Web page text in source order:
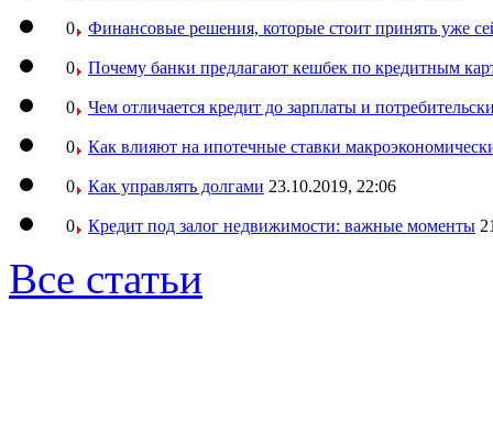
0 Финансовые решения, которые стоит принять уже
0 Почему банки предлагают кешбек по кредитным
0 Чем отличается кредит до зарплаты и
0 Как влияют на ипотечные ставки
0 Как управлять долгами 23.10.2019, 22:06
0 Кредит под залог недвижимости: важные моменты
Все статьи